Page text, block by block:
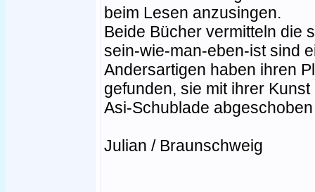
beim Lesen anzusingen.
Beide Bücher vermitteln die
sein-wie-man-eben-ist sind
Andersartigen haben ihren
gefunden, sie mit ihrer
Asi-Schublade
Julian / Braunschweig